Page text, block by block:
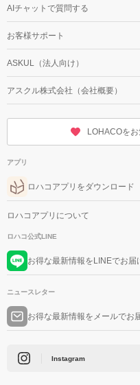
AIチャットで質問する
お客様サポート
ASKUL（法人向け）
アスクル株式会社（会社概要）
LOHACOを
アプリ
ロハコアプリをダウンロード
ロハコアプリについて
ロハコ公式LINE
お得な最新情報をLINEでお届
ニュースレター
お得な最新情報をメールでお
Instagram